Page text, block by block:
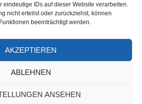
eindeutige IDs auf dieser Website verarbeiten.
nicht erteilst oder zurückziehst, können
beeinträchtigt werden.
AKZEPTIEREN
ABLEHNEN
ANSEHEN